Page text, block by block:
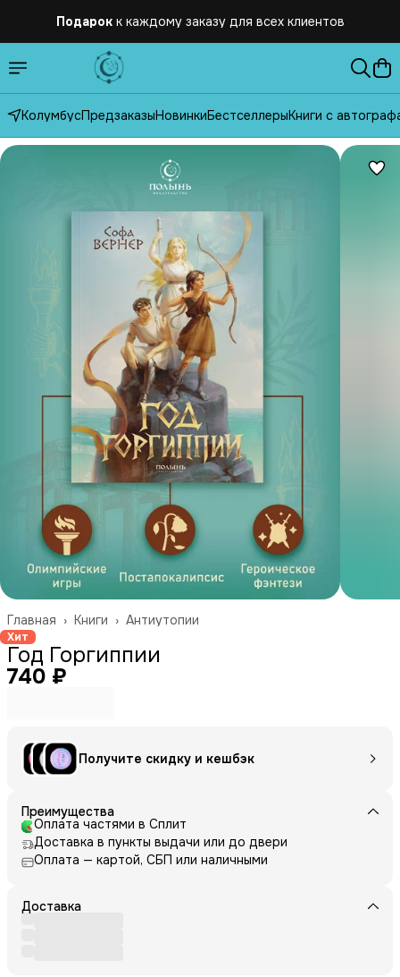
Подарок к каждому заказу для всех клиентов
Бесплатная доставка по России от 2500 рублей
КолумбусПредзаказыНовинкиБестселлерыКниги с
Антиутопии
Книги ›
Главная ›
Хит
Год Горгиппии
740 ₽
Получите скидку и кешбэк
Преимущества
Оплата частями в Сплит
Доставка в пункты выдачи или до двери
Оплата — картой, СБП или наличными
Доставка